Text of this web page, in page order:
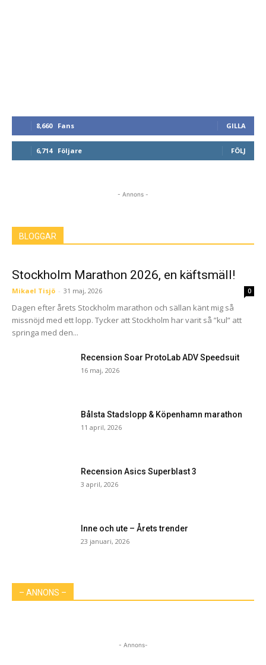
8,660 Fans GILLA
6,714 Följare FÖLJ
- Annons -
BLOGGAR
Stockholm Marathon 2026, en käftsmäll!
Mikael Tisjö - 31 maj, 2026 0
Dagen efter årets Stockholm marathon och sällan känt mig så
missnöjd med ett lopp. Tycker att Stockholm har varit så ”kul” att
springa med den...
Recension Soar ProtoLab ADV Speedsuit
16 maj, 2026
Bålsta Stadslopp & Köpenhamn marathon
11 april, 2026
Recension Asics Superblast 3
3 april, 2026
Inne och ute – Årets trender
23 januari, 2026
– ANNONS –
- Annons-